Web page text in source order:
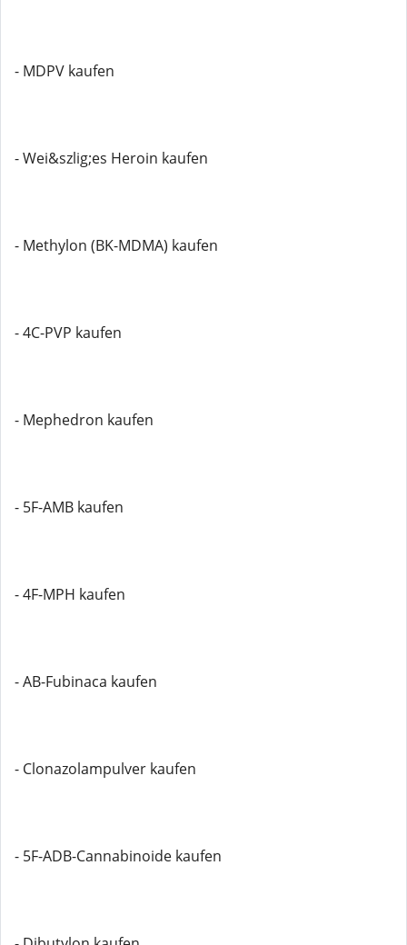
- MDPV kaufen
- Wei&szlig;es Heroin kaufen
- Methylon (BK-MDMA) kaufen
- 4C-PVP kaufen
- Mephedron kaufen
- 5F-AMB kaufen
- 4F-MPH kaufen
- AB-Fubinaca kaufen
- Clonazolampulver kaufen
- 5F-ADB-Cannabinoide kaufen